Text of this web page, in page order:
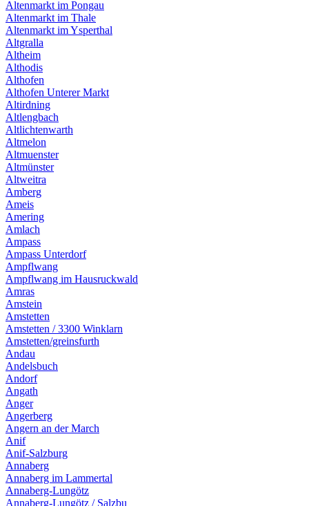
Altenmarkt im Pongau
Altenmarkt im Thale
Altenmarkt im Ysperthal
Altgralla
Altheim
Althodis
Althofen
Althofen Unterer Markt
Altirdning
Altlengbach
Altlichtenwarth
Altmelon
Altmuenster
Altmünster
Altweitra
Amberg
Ameis
Amering
Amlach
Ampass
Ampass Unterdorf
Ampflwang
Ampflwang im Hausruckwald
Amras
Amstein
Amstetten
Amstetten / 3300 Winklarn
Amstetten/greinsfurth
Andau
Andelsbuch
Andorf
Angath
Anger
Angerberg
Angern an der March
Anif
Anif-Salzburg
Annaberg
Annaberg im Lammertal
Annaberg-Lungötz
Annaberg-Lungötz / Salzbu